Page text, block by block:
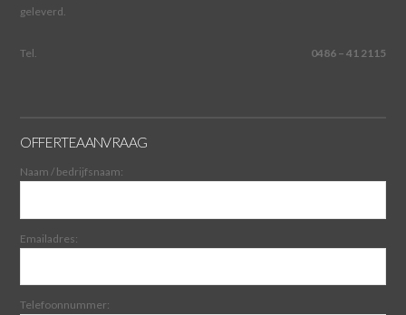
geleverd.
Tel. 0486 – 41 2115
OFFERTEAANVRAAG
Naam / bedrijfsnaam:
Emailadres:
Telefoonnummer: